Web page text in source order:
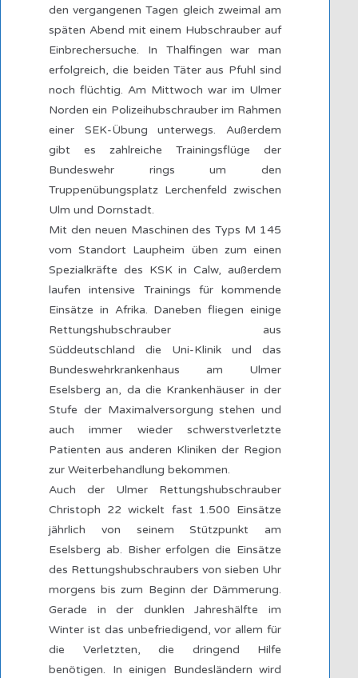
den vergangenen Tagen gleich zweimal am
späten Abend mit einem Hubschrauber auf
Einbrechersuche. In Thalfingen war man
erfolgreich, die beiden Täter aus Pfuhl sind
noch flüchtig. Am Mittwoch war im Ulmer
Norden ein Polizeihubschrauber im Rahmen
einer SEK-Übung unterwegs. Außerdem
gibt es zahlreiche Trainingsflüge der
Bundeswehr rings um den
Truppenübungsplatz Lerchenfeld zwischen
Ulm und Dornstadt.
Mit den neuen Maschinen des Typs M 145
vom Standort Laupheim üben zum einen
Spezialkräfte des KSK in Calw, außerdem
laufen intensive Trainings für kommende
Einsätze in Afrika. Daneben fliegen einige
Rettungshubschrauber aus
Süddeutschland die Uni-Klinik und das
Bundeswehrkrankenhaus am Ulmer
Eselsberg an, da die Krankenhäuser in der
Stufe der Maximalversorgung stehen und
auch immer wieder schwerstverletzte
Patienten aus anderen Kliniken der Region
zur Weiterbehandlung bekommen.
Auch der Ulmer Rettungshubschrauber
Christoph 22 wickelt fast 1.500 Einsätze
jährlich von seinem Stützpunkt am
Eselsberg ab. Bisher erfolgen die Einsätze
des Rettungshubschraubers von sieben Uhr
morgens bis zum Beginn der Dämmerung.
Gerade in der dunklen Jahreshälfte im
Winter ist das unbefriedigend, vor allem für
die Verletzten, die dringend Hilfe
benötigen. In einigen Bundesländern wird